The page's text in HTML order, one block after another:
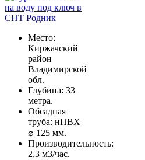
Место:
Киржачский
район
Владимирской
обл.
Глубина: 33
метра.
Обсадная
труба: нПВХ
⌀ 125 мм.
Производительность:
2,3 м3/час.